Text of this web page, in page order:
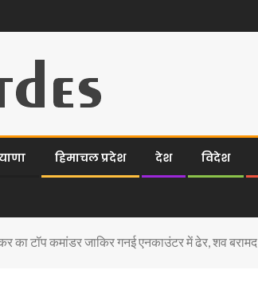
हिमाचल प्रदेश देश विदेश
का टॉप कमांडर जाकिर गनई एनकाउंटर में ढेर, शव बरामद